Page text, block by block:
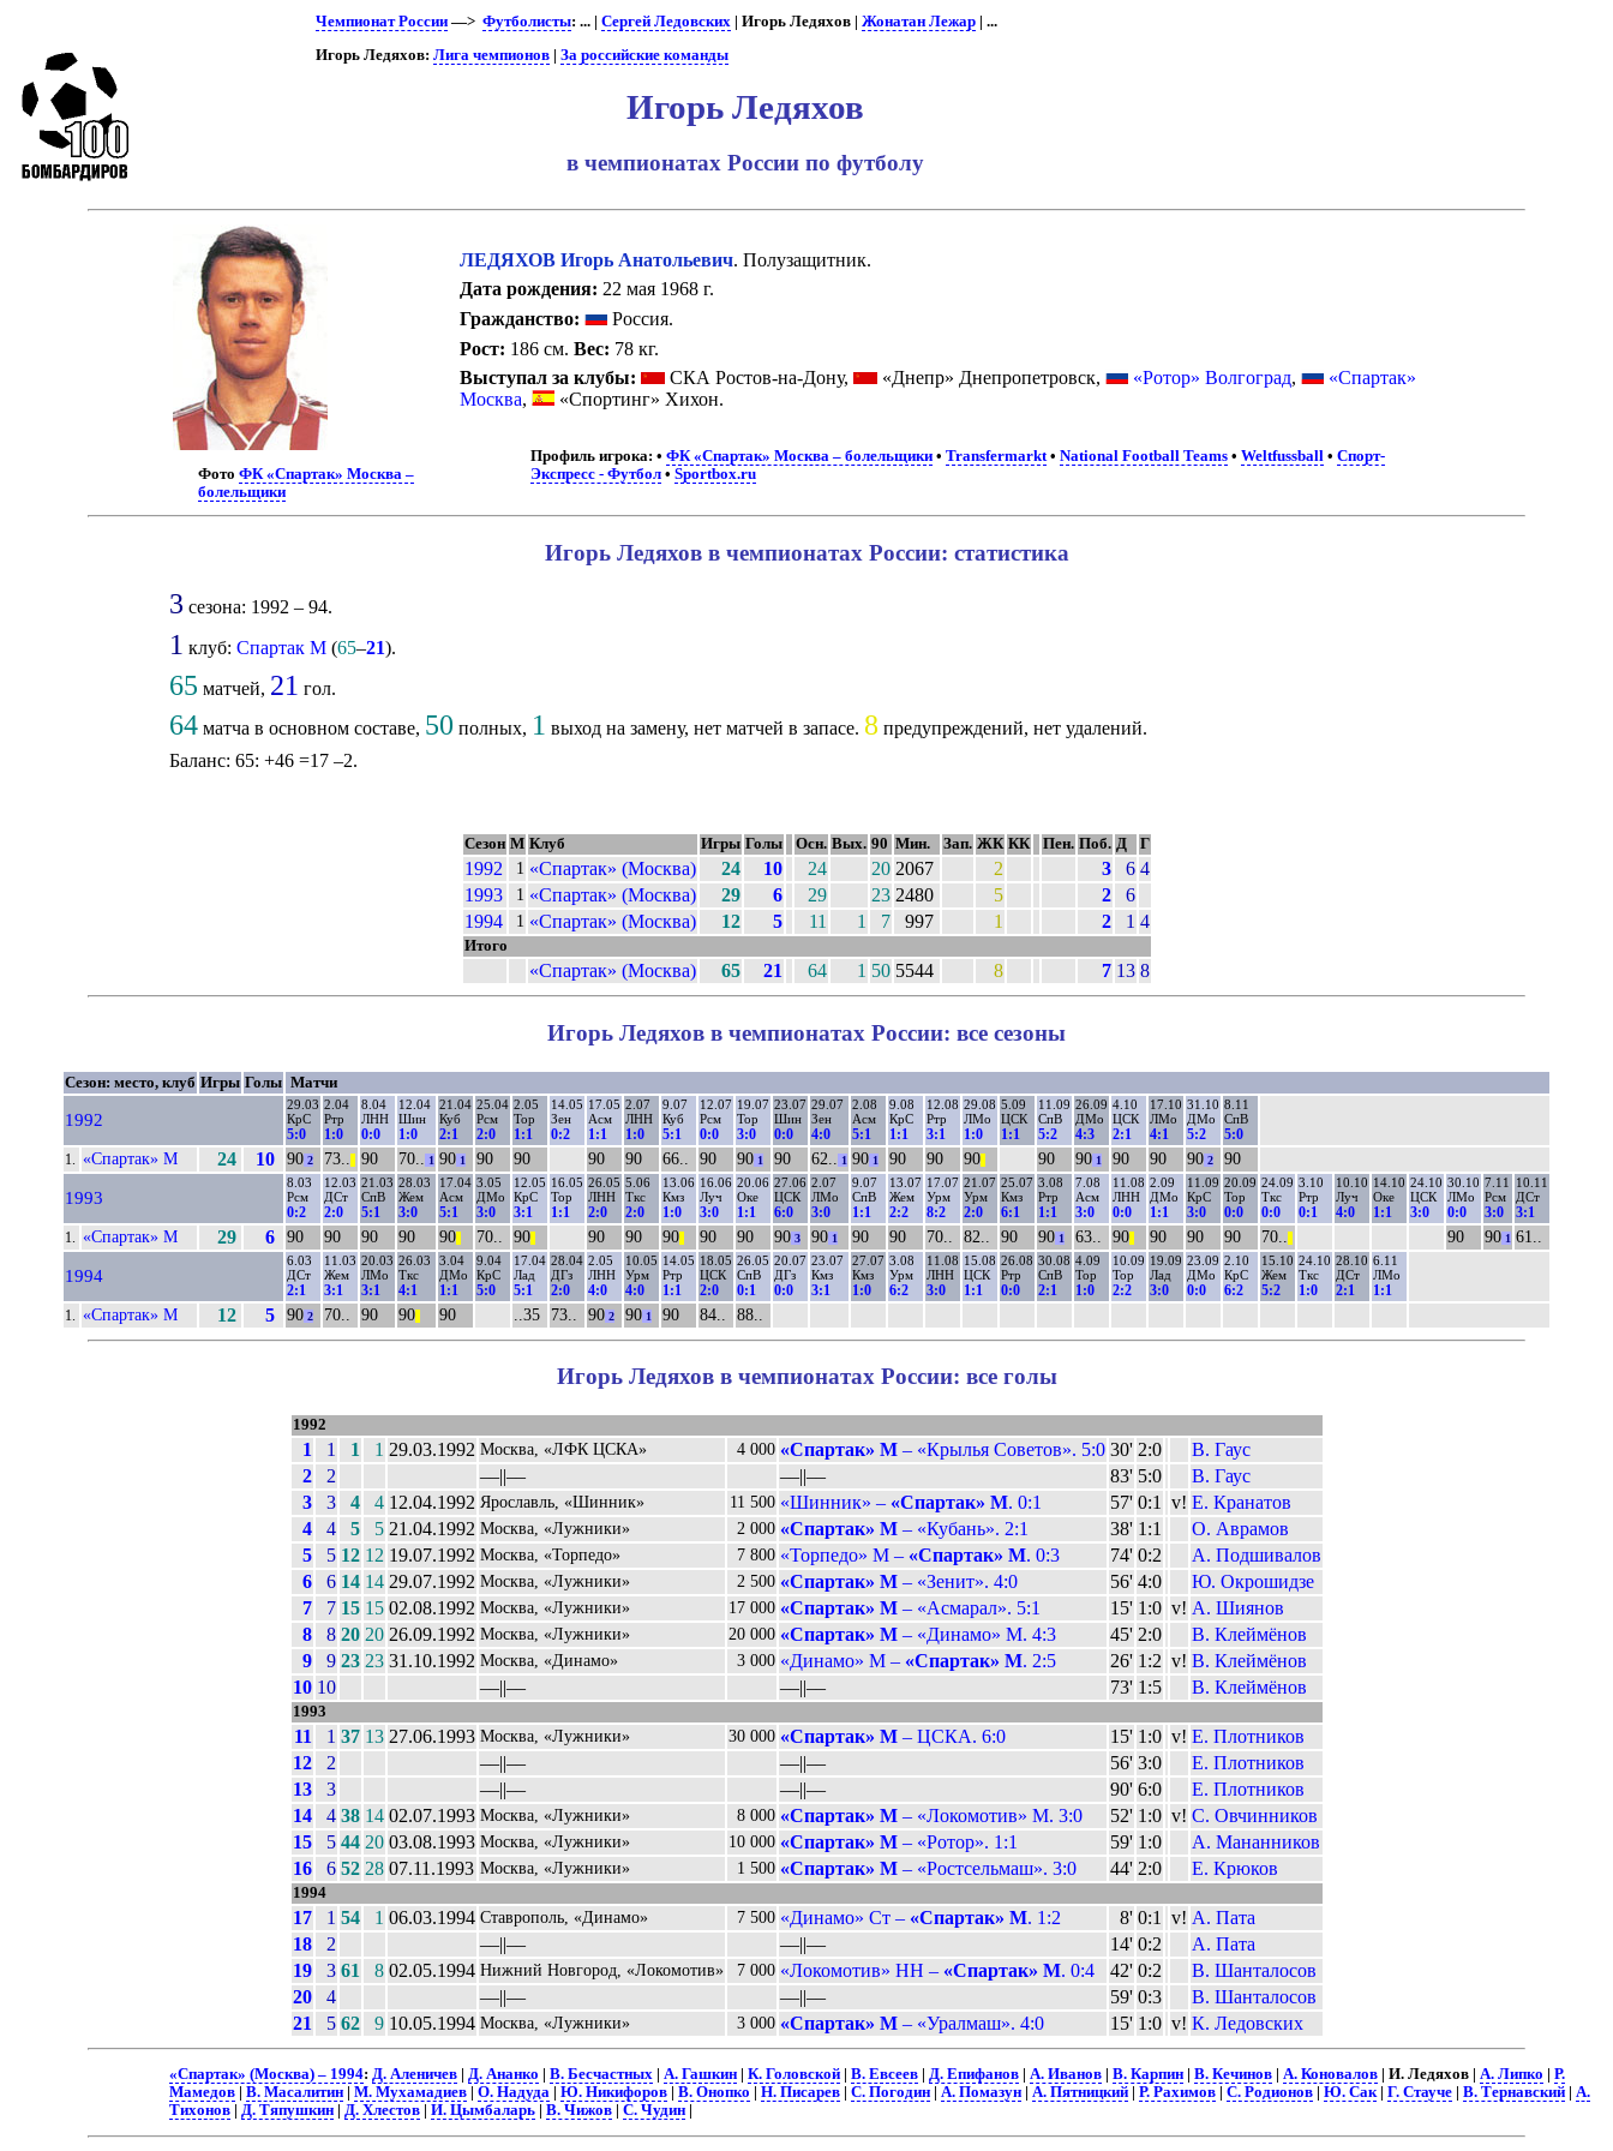
Чемпионат России —>Футболисты: ... |Сергей Ледовских | Игорь Ледяхов |Жонатан Лежар | ...
Игорь Ледяхов:Лига чемпионов |За российские команды
Игорь Ледяхов
в чемпионатах России по футболу
Фото ФК «Спартак» Москва –
болельщики
ЛЕДЯХОВ Игорь Анатольевич. Полузащитник.
Дата рождения: 22 мая 1968 г.
Гражданство:
Россия.
Рост: 186 см.Вес: 78 кг.
Выступал за клубы:
СКА Ростов-на-Дону, «Днепр» Днепропетровск, «Ротор» Волгоград,
«Спартак»
Москва, «Спортинг» Хихон.
Профиль игрока: •ФК «Спартак» Москва – болельщики •Transfermarkt•National Football Teams •Weltfussball •Спорт-
Экспресс - Футбол •Sportbox.ru
Игорь Ледяхов в чемпионатах России: статистика
3 сезона: 1992 – 94.
1 клуб: Спартак М(65–21).
65 матчей, 21 гол.
64матча в основном составе, 50 полных, 1 выход на замену, нет матчей в запасе. 8 предупреждений, нет удалений.
Баланс: 65: +46 =17 –2.
Сезон М Клуб Игры Голы Осн. Вых. 90 Мин. Зап. ЖК КК Пен. Поб. Д Г
1992 1 «Спартак» (Москва) 24 10 24 20 2067 2 3 6 4
1993
1 «Спартак» (Москва) 29 6 29 23 2480 5 2
6
1994
1 «Спартак» (Москва) 12 5 11 1 7 997 1 2 1 4
Итого
«Спартак» (Москва) 65 21 64 1 50 5544 8 7 13 8
Игорь Ледяхов в чемпионатах России: все сезоны
Сезон: место, клуб Игры Голы Матчи
1992
29.03
КрС
5:0
2.04
Ртр
1:0
8.04
ЛНН
0:0
12.04
Шин
1:0
21.04
Куб
2:1
25.04
Рсм
2:0
2.05
Тор
1:1
14.05
Зен
0:2
17.05
Асм
1:1
2.07
ЛНН
1:0
9.07
Куб
5:1
12.07
Рсм
0:0
19.07
Тор
3:0
23.07
Шин
0:0
29.07
Зен
4:0
2.08
Асм
5:1
9.08
КрС
1:1
12.08
Ртр
3:1
29.08
ЛМо
1:0
5.09
ЦСК
1:1
11.09
СпВ
5:2
26.09
ДМо
4:3
4.10
ЦСК
2:1
17.10
ЛМо
4:1
31.10
ДМо
5:2
8.11
СпВ
5:0
1. «Спартак» М 24 10 90 2 73.. 90 70.. 1 90 1 90 90 90 90 66.. 90 90 1 90 62.. 1 90 1 90 90 90 90 90 1 90 90 90 2 90
1993
8.03
Рсм
0:2
12.03
ДСт
2:0
21.03
СпВ
5:1
28.03
Жем
3:0
17.04
Асм
5:1
3.05
ДМо
3:0
12.05
КрС
3:1
16.05
Тор
1:1
26.05
ЛНН
2:0
5.06
Ткс
2:0
13.06
Кмз
1:0
16.06
Луч
3:0
20.06
Оке
1:1
27.06
ЦСК
6:0
2.07
ЛМо
3:0
9.07
СпВ
1:1
13.07
Жем
2:2
17.07
Урм
8:2
21.07
Урм
2:0
25.07
Кмз
6:1
3.08
Ртр
1:1
7.08
Асм
3:0
11.08
ЛНН
0:0
2.09
ДМо
1:1
11.09
КрС
3:0
20.09
Тор
0:0
24.09
Ткс
0:0
3.10
Ртр
0:1
10.10
Луч
4:0
14.10
Оке
1:1
24.10
ЦСК
3:0
30.10
ЛМо
0:0
7.11
Рсм
3:0
10.11
ДСт
3:1
1. «Спартак» М 29 6 90 90 90 90 90 70.. 90 90 90 90 90 90 90 3 90 1 90 90 70.. 82.. 90 90 1 63.. 90 90 90 90 70.. 90 90 1 61..
1994
6.03
ДСт
2:1
11.03
Жем
3:1
20.03
ЛМо
3:1
26.03
Ткс
4:1
3.04
ДМо
1:1
9.04
КрС
5:0
17.04
Лад
5:1
28.04
ДГз
2:0
2.05
ЛНН
4:0
10.05
Урм
4:0
14.05
Ртр
1:1
18.05
ЦСК
2:0
26.05
СпВ
0:1
20.07
ДГз
0:0
23.07
Кмз
3:1
27.07
Кмз
1:0
3.08
Урм
6:2
11.08
ЛНН
3:0
15.08
ЦСК
1:1
26.08
Ртр
0:0
30.08
СпВ
2:1
4.09
Тор
1:0
10.09
Тор
2:2
19.09
Лад
3:0
23.09
ДМо
0:0
2.10
КрС
6:2
15.10
Жем
5:2
24.10
Ткс
1:0
28.10
ДСт
2:1
6.11
ЛМо
1:1
1. «Спартак» М 12 5 90 2 70.. 90 90 90 ..35 73.. 90 2 90 1 90 84.. 88..
Игорь Ледяхов в чемпионатах России: все голы
1992
1 1 1 1 29.03.1992 Москва, «ЛФК ЦСКА» 4 000 «Спартак» М– «Крылья Советов». 5:0 30' 2:0
В. Гаус
2
2 ––||–– ––||–– 83' 5:0
В. Гаус
3
3 4 4 12.04.1992 Ярославль, «Шинник» 11 500 «Шинник» – «Спартак» М. 0:1 57' 0:1 v! Е. Кранатов
4
4 5 5 21.04.1992 Москва, «Лужники» 2 000 «Спартак» М– «Кубань». 2:1 38' 1:1
О. Аврамов
5
5 12 12 19.07.1992 Москва, «Торпедо» 7 800 «Торпедо» М – «Спартак» М. 0:3 74' 0:2
А. Подшивалов
6
6 14 14 29.07.1992 Москва, «Лужники» 2 500 «Спартак» М– «Зенит». 4:0 56' 4:0
Ю. Окрошидзе
7
7 15 15 02.08.1992 Москва, «Лужники» 17 000 «Спартак» М– «Асмарал». 5:1 15' 1:0 v! А. Шиянов
8
8 20 20 26.09.1992 Москва, «Лужники» 20 000 «Спартак» М– «Динамо» М. 4:3 45' 2:0
В. Клеймёнов
9
9 23 23 31.10.1992 Москва, «Динамо» 3 000 «Динамо» М – «Спартак» М. 2:5 26' 1:2 v! В. Клеймёнов
10 10 ––||–– ––||–– 73' 1:5 В. Клеймёнов
1993
11 1 37 13 27.06.1993 Москва, «Лужники» 30 000 «Спартак» М– ЦСКА. 6:0 15' 1:0 v! Е. Плотников
12
2 ––||–– ––||–– 56' 3:0
Е. Плотников
13
3 ––||–– ––||–– 90' 6:0
Е. Плотников
14
4 38 14 02.07.1993 Москва, «Лужники» 8 000 «Спартак» М– «Локомотив» М. 3:0 52' 1:0 v! С. Овчинников
15
5 44 20 03.08.1993 Москва, «Лужники» 10 000 «Спартак» М– «Ротор». 1:1 59' 1:0
А. Мананников
16
6 52 28 07.11.1993 Москва, «Лужники» 1 500 «Спартак» М– «Ростсельмаш». 3:0 44' 2:0 Е. Крюков
1994
17 1 54 1 06.03.1994 Ставрополь, «Динамо» 7 500 «Динамо» Ст – «Спартак» М. 1:2 8' 0:1 v! А. Пата
18
2 ––||–– ––||–– 14' 0:2
А. Пата
19
3 61 8 02.05.1994 Нижний Новгород, «Локомотив» 7 000 «Локомотив» НН – «Спартак» М. 0:4 42' 0:2
В. Шанталосов
20
4 ––||–– ––||–– 59' 0:3
В. Шанталосов
21
5 62 9 10.05.1994 Москва, «Лужники» 3 000 «Спартак» М– «Уралмаш». 4:0 15' 1:0 v! К. Ледовских
«Спартак» (Москва) – 1994: Д. Аленичев| Д. Ананко | В. Бесчастных | А. Гашкин| К. Головской| В. Евсеев| Д. Епифанов| А. Иванов| В. Карпин| В. Кечинов| А. Коновалов| И. Ледяхов | А. Липко | Р.
Мамедов| В. Масалитин| М. Мухамадиев| О. Надуда | Ю. Никифоров| В. Онопко | Н. Писарев| С. Погодин| А. Помазун| А. Пятницкий| Р. Рахимов| С. Родионов| Ю. Сак| Г. Стауче| В. Тернавский| А.
Тихонов| Д. Тяпушкин| Д. Хлестов| И. Цымбаларь| В. Чижов| С. Чудин|